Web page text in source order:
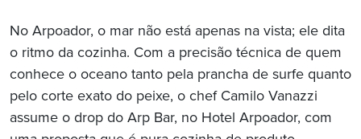
No Arpoador, o mar não está apenas na vista; ele dita
o ritmo da cozinha. Com a precisão técnica de quem
conhece o oceano tanto pela prancha de surfe quanto
pelo corte exato do peixe, o chef Camilo Vanazzi
assume o drop do Arp Bar, no Hotel Arpoador, com